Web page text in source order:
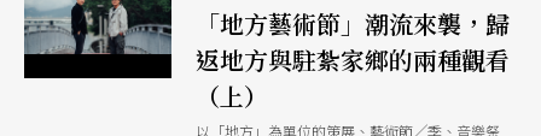
「地方藝術節」潮流來襲，歸
返地方與駐紮家鄉的兩種觀看
（上）
以「地方」為單位的策展、藝術節╱季、音樂祭